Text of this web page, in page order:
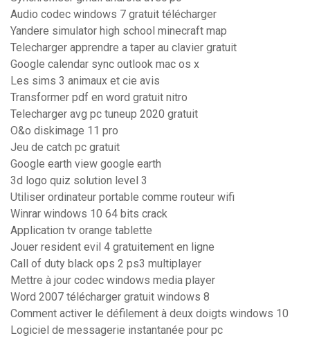
Audio codec windows 7 gratuit télécharger
Yandere simulator high school minecraft map
Telecharger apprendre a taper au clavier gratuit
Google calendar sync outlook mac os x
Les sims 3 animaux et cie avis
Transformer pdf en word gratuit nitro
Telecharger avg pc tuneup 2020 gratuit
O&o diskimage 11 pro
Jeu de catch pc gratuit
Google earth view google earth
3d logo quiz solution level 3
Utiliser ordinateur portable comme routeur wifi
Winrar windows 10 64 bits crack
Application tv orange tablette
Jouer resident evil 4 gratuitement en ligne
Call of duty black ops 2 ps3 multiplayer
Mettre à jour codec windows media player
Word 2007 télécharger gratuit windows 8
Comment activer le défilement à deux doigts windows 10
Logiciel de messagerie instantanée pour pc